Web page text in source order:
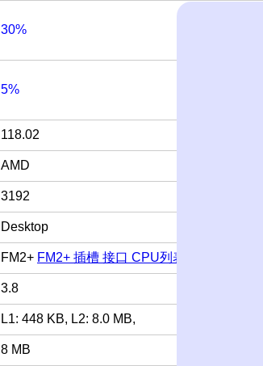
30%
5%
118.02
AMD
3192
Desktop
FM2+ FM2+ 插槽 接口 CPU列表
3.8
L1: 448 KB, L2: 8.0 MB,
8 MB